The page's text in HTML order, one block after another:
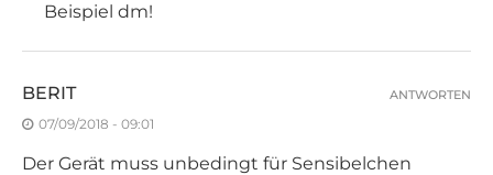
Beispiel dm!
BERIT
07/09/2018 - 09:01
Der Gerät muss unbedingt für Sensibelchen
ANTWORTEN